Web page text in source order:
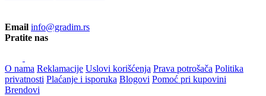
Email info@gradim.rs
Pratite nas
O nama Reklamacije Uslovi korišćenja Prava potrošača Politika
privatnosti Plaćanje i isporuka Blogovi Pomoć pri kupovini
Brendovi